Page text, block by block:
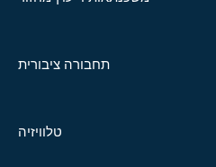
תחבורה ציבורית
טלוויזיה